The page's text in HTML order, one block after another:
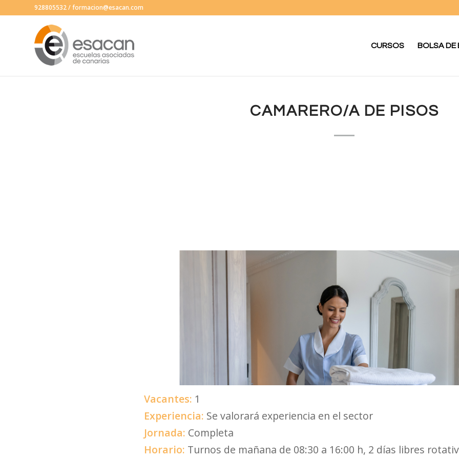
928805532/formacion@esacan.com
CURSOS BOLSA DE
CAMARERO/A DE PISOS
Vacantes: 1
Experiencia: Se valorará experiencia en el sector
Jornada: Completa
Horario: Turnos de mañana de 08:30 a 16:00 h 2 días libres